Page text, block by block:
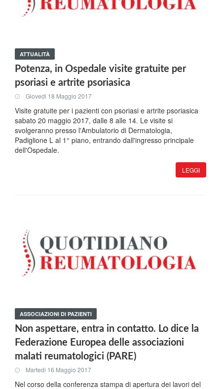
ATTUALITÀ
Potenza, in Ospedale visite gratuite per
psoriasi e artrite psoriasica
Giovedi 18 Maggio 2017
Visite gratuite per i pazienti con psoriasi e artrite psoriasica
sabato 20 maggio 2017, dalle 8 alle 14. Le visite si
svolgeranno presso l'Ambulatorio di Dermatologia,
Padiglione L al 1° piano, entrando dall'ingresso principale
dell'Ospedale.
LEGGI
ASSOCIAZIONI DI PAZIENTI
Non aspettare, entra in contatto. Lo dice la
Federazione Europea delle associazioni
malati reumatologici (PARE)
Martedi 16 Maggio 2017
Nel corso della conferenza stampa di apertura dei lavori del